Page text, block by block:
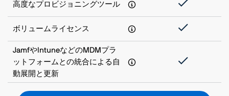
高度なプロビジョニングツール
ボリュームライセンス
JamfやIntuneなどのMDMプラ
ットフォームとの統合による自
動展開と更新